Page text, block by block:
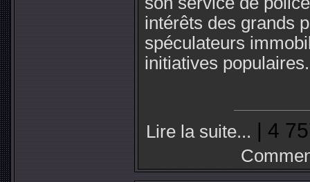
intérêts des grands
spéculateurs
initiatives populaires.
Lire la suite... | 4